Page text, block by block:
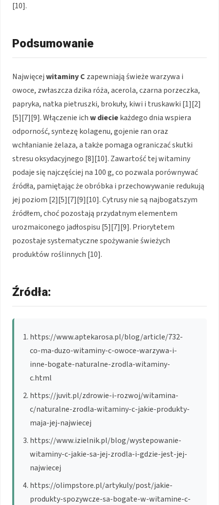
[10].
Podsumowanie
Najwięcejwitaminy C zapewniają świeże warzywa i
owoce, zwłaszcza dzika róża, acerola, czarna porzeczka,
papryka, natka pietruszki, brokuły, kiwi i truskawki [1][2]
[5][7][9]. Włączenie ichw dieciekażdego dnia wspiera
odporność, syntezę kolagenu, gojenie ran oraz
wchłanianie żelaza, a także pomaga ograniczać skutki
stresu oksydacyjnego [8][10]. Zawartość tej witaminy
podaje się najczęściej na 100 g, co pozwala porównywać
źródła, pamiętając że obróbka i przechowywanie redukują
jej poziom [2][5][7][9][10]. Cytrusy nie są najbogatszym
źródłem, choć pozostają przydatnym elementem
urozmaiconego jadłospisu [5][7][9]. Priorytetem
pozostaje systematyczne spożywanie świeżych
produktów roślinnych [10].
Źródła:
https://www.aptekarosa.pl/blog/article/732-
co-ma-duzo-witaminy-c-owoce-warzywa-i-
inne-bogate-naturalne-zrodla-witaminy-
c.html
https://juvit.pl/zdrowie-i-rozwoj/witamina-
c/naturalne-zrodla-witaminy-c-jakie-produkty-
maja-jej-najwiecej
https://www.izielnik.pl/blog/wystepowanie-
witaminy-c-jakie-sa-jej-zrodla-i-gdzie-jest-jej-
najwiecej
https://olimpstore.pl/artykuly/post/jakie-
produkty-spozywcze-sa-bogate-w-witamine-c-